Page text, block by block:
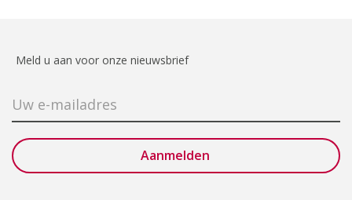
Meld u aan voor onze nieuwsbrief